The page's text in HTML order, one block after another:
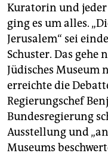
Kuratorin und
ging es um alles.
Jerusalem“ sei
Schuster. Das gehe
Jüdisches Museum
erreichte die
Regierungschef
Bundesregierung
Ausstellung und
Museums